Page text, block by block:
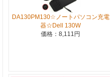
DA130PM130☆ノートパソコン充電
器☆Dell 130W
価格：8,111円